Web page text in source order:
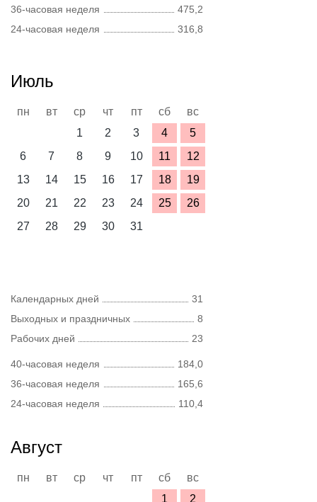
36-часовая неделя
475,2
24-часовая неделя
316,8
Июль
пн вт ср чт пт сб
вс
1
2 3 4
5
6
7 8 9 10 11
12
13
14 15 16 17 18
19
20
21 22 23 24 25
26
27
28 29 30 31
Календарных дней
31
Выходных и праздничных
8
Рабочих дней
23
40-часовая неделя
184,0
36-часовая неделя
165,6
24-часовая неделя
110,4
Август
пн вт ср чт пт сб
вс
1
2